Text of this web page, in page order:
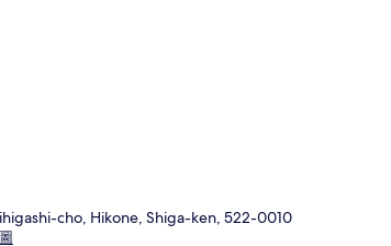
cho, Hikone, Shiga-ken, 522-0010